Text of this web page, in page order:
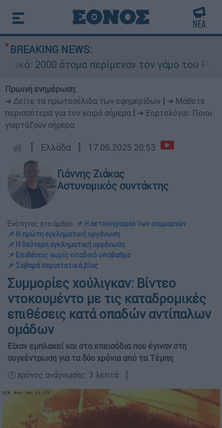
BREAKING NEWS:
2000 άτομα περίμεναν τον γάμο του
Πρωινή ενημέρωση:
➔ Δείτε τα πρωτοσέλιδα των εφημερίδων
➔ Μάθετε
περισσότερα για τον καιρό σήμερα
➔ Εορτολόγιο: Ποιοι
γιορτάζουν σήμερα
┋ Ελλάδα ┋ 17.06.2025 20:53
Γιάννης Ζιάκας
Αστυνομικός συντάκτης
Ενότητες στο άρθρο: 📌 Η ακτινογραφία των συμμοριών
📌 Η πρώτη εγκληματική οργάνωση
📌 Η δεύτερη εγκληματική οργάνωση
📌 Επιθέσεις χωρίς οπαδικό υπόβαθρο
📌 Σοβαρά περιστατικά βίας
Συμμορίες χούλιγκαν: Βίντεο
ντοκουμέντο με τις καταδρομικές
επιθέσεις κατά οπαδών αντίπαλων
ομάδων
Είχαν εμπλακεί και στα επεισόδια που έγιναν στη
συγκέντρωση για τα δύο χρόνια από τα Τέμπη
🕛 χρόνος ανάγνωσης: 3 λεπτά ┋